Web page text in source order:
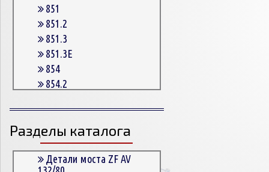
851
851.2
851.3
851.3E
854
854.2
854.3
854.3E
854.5
863
Разделы каталога
Детали моста ZF AV